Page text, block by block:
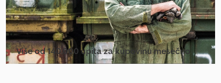
Mercedes Benz Autobus
Mercedes Benz Minibus
Mercedes Benz Traktori
Mercedes-Benz Atego 1200
Više od 140.000 upita za kupovinu mesečno